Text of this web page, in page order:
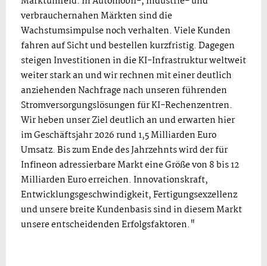
verbrauchernahen Märkten sind die
Wachstumsimpulse noch verhalten. Viele Kunden
fahren auf Sicht und bestellen kurzfristig. Dagegen
steigen Investitionen in die KI-Infrastruktur weltweit
weiter stark an und wir rechnen mit einer deutlich
anziehenden Nachfrage nach unseren führenden
Stromversorgungslösungen für KI-Rechenzentren.
Wir heben unser Ziel deutlich an und erwarten hier
im Geschäftsjahr 2026 rund 1,5 Milliarden Euro
Umsatz. Bis zum Ende des Jahrzehnts wird der für
Infineon adressierbare Markt eine Größe von 8 bis 12
Milliarden Euro erreichen. Innovationskraft,
Entwicklungsgeschwindigkeit, Fertigungsexzellenz
und unsere breite Kundenbasis sind in diesem Markt
unsere entscheidenden Erfolgsfaktoren."